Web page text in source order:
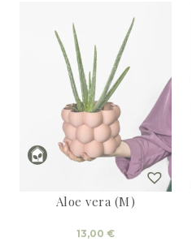
Aloe vera (M)
13,00 €